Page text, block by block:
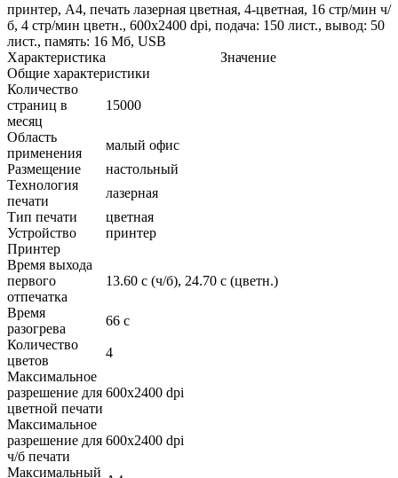
принтер, A4, печать лазерная цветная, 4-цветная, 16 стр/мин ч/
б, 4 стр/мин цветн., 600x2400 dpi, подача: 150 лист., вывод: 50
лист., память: 16 Мб, USB
Характеристика
Значение
Общие характеристики
Количество
страниц в
месяц
15000
Область
применения
малый офис
Размещение
настольный
Технология
печати
лазерная
Тип печати
цветная
Устройство
принтер
Принтер
Время выхода
первого
отпечатка
13.60 c (ч/б), 24.70 c (цветн.)
Время
разогрева
66 с
Количество
цветов
4
Максимальное
разрешение для
цветной печати
600x2400 dpi
Максимальное
разрешение для
ч/б печати
600x2400 dpi
Максимальный